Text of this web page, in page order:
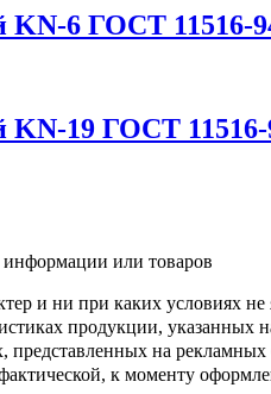
KN-6 ГОСТ 11516-
KN-19 ГОСТ 11516-
информации или товаров
и ни при каких условиях не
продукции, указанных
на рекламных
к моменту